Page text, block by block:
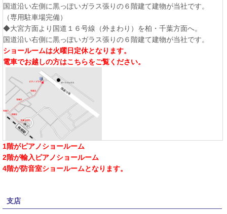
国道沿い左側に黒っぽいガラス張りの６階建て建物が当社です。
（専用駐車場完備）
◆大宮方面より国道１６号線（外まわり）を柏・千葉方面へ。
国道沿い右側に黒っぽいガラス張りの６階建て建物が当社です。
ショールームは火曜日定休となります。
電車でお越しの方はこちらをご覧ください。
1階がピアノショールーム
2階が輸入ピアノショールーム
4階が防音室ショールームとなります。
支店